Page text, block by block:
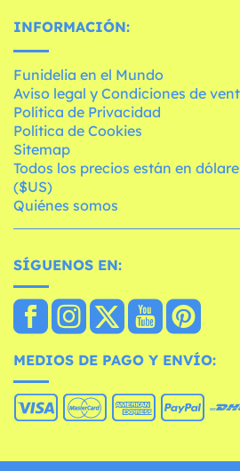
INFORMACIÓN:
Funidelia en el Mundo
Aviso legal y Condiciones de
Política de Privacidad
Política de Cookies
Sitemap
Todos los precios están en
($US)
Quiénes somos
SÍGUENOS EN:
MEDIOS DE PAGO Y ENVÍO: